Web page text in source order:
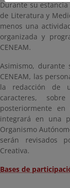
Durante su
de Literatura y
menos una
organizada y
CENEAM.
Asimismo, durante
CENEAM, las
la redacción de
caracteres,
posteriormente
integrará en una
Organismo
serán revisados
Creativa.
Bases de